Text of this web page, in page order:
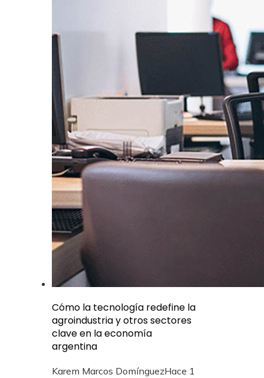
Cómo la tecnología redefine la
agroindustria y otros sectores
clave en la economía
argentina
Karem Marcos DomínguezHace 1